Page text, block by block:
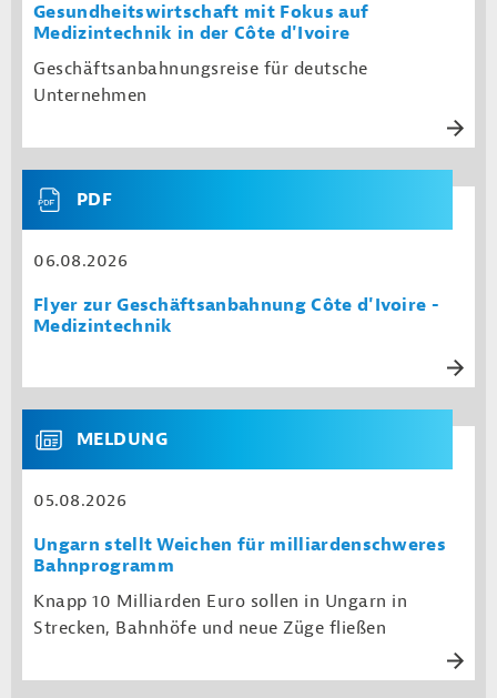
Gesundheitswirtschaft mit Fokus auf
Medizintechnik in der Côte d'Ivoire
Geschäftsanbahnungsreise für deutsche
Unternehmen
PDF
06.08.2026
Flyer zur Geschäftsanbahnung Côte d'Ivoire -
Medizintechnik
MELDUNG
05.08.2026
Ungarn stellt Weichen für milliardenschweres
Bahnprogramm
Knapp 10 Milliarden Euro sollen in Ungarn in
Strecken, Bahnhöfe und neue Züge fließen